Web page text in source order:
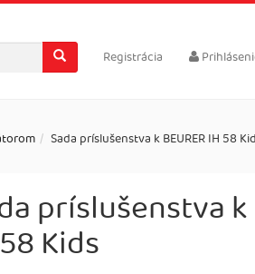
Registrácia
Sada príslušenstva k BEURER IH 58
príslušenstva k
Kids